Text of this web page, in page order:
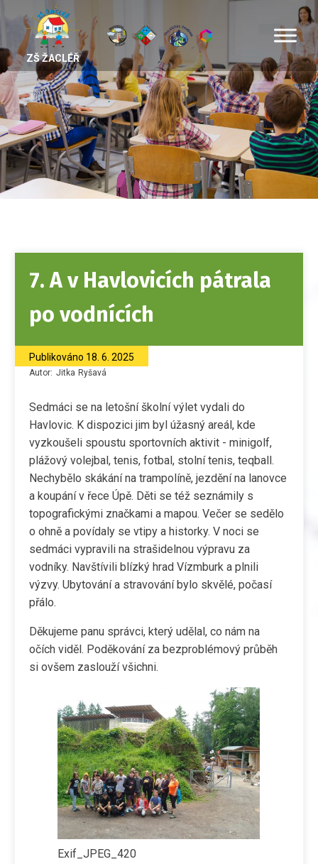
ZŠ ŽACLÉŘ
7. A v Havlovicích pátrala
po vodnících
Publikováno 18. 6. 2025
Autor: Jitka Ryšavá
Sedmáci se na letošní školní výlet vydali do
Havlovic. K dispozici jim byl úžasný areál, kde
vyzkoušeli spoustu sportovních aktivit - minigolf,
plážový volejbal, tenis, fotbal, stolní tenis, teqball.
Nechybělo skákání na trampolíně, jezdění na lanovce
a koupání v řece Úpě. Děti se též seznámily s
topografickými značkami a mapou. Večer se sedělo
o ohně a povídaly se vtipy a historky. V noci se
sedmáci vypravili na strašidelnou výpravu za
vodníky. Navštívili blízký hrad Vízmburk a plnili
výzvy. Ubytování a stravování bylo skvělé, počasí
přálo.
Děkujeme panu správci, který udělal, co nám na
očích viděl. Poděkování za bezproblémový průběh
si ovšem zaslouží všichni.
Exif_JPEG_420